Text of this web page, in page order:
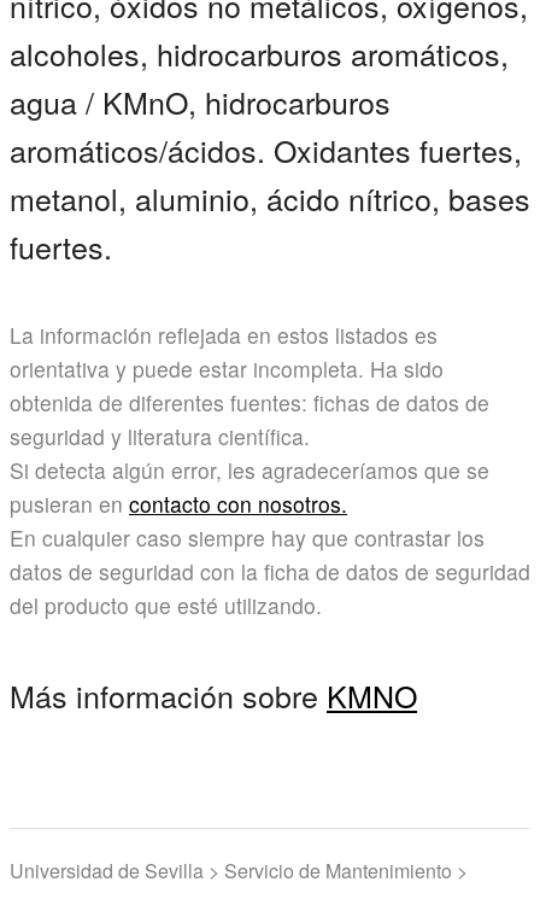
alcoholes, hidrocarburos aromáticos,
agua / KMnO, hidrocarburos
aromáticos/ácidos. Oxidantes fuertes,
metanol, aluminio, ácido nítrico, bases
fuertes.
La información reflejada en estos listados es
orientativa y puede estar incompleta. Ha sido
obtenida de diferentes fuentes: fichas de datos de
seguridad y literatura científica.
Si detecta algún error, les agradeceríamos que se
pusieran en contacto con nosotros.
En cualquier caso siempre hay que contrastar los
datos de seguridad con la ficha de datos de seguridad
del producto que esté utilizando.
Más información sobre KMNO
Universidad de Sevilla > Servicio de Mantenimiento >